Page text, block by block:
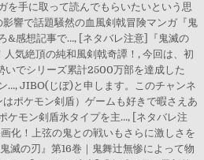
を手に取って読んでもらいたいという思
響で話題騒然の血風剣戟冒険マンガ『鬼
&感想記事で…, [ネタバレ注意]『鬼滅の
気絶頂の純和風剣戟奇譚！, 今回は、初
いでシリーズ累計2500万部を達成した
…, JIBO(じぼ)と申します。このチャンネ
ポケモン剣盾）ゲームも好きで暇さえあ
ケモン剣盾氷タイプを主…, [ネタバレ注
化！上弦の鬼との戦いもさらに激しさを
滅の刃』第16巻｜鬼舞辻無惨によって物